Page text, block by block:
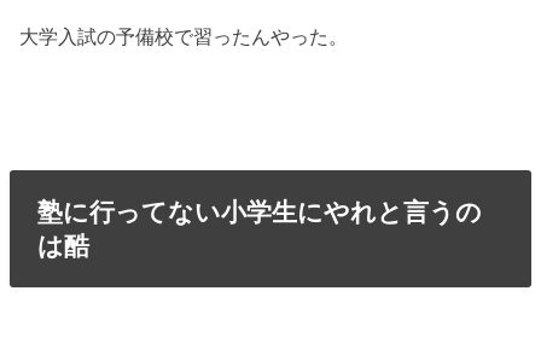
大学入試の予備校で習ったんやった。
塾に行ってない小学生にやれと言うの
は酷